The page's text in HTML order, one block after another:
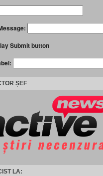
Submit button
ȘEF
LA: